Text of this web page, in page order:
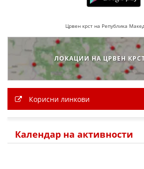
ЗНАЧЕЊЕ НА СЛУЖБАТА ЗА
ФОРМУЛАРИ ЗА БАРАЊА
ПРВА ПОМОШ
Црвен крст на Република
ЛОКАЦИИ НА ЦРВЕН
Корисни линкови
Календар на активности